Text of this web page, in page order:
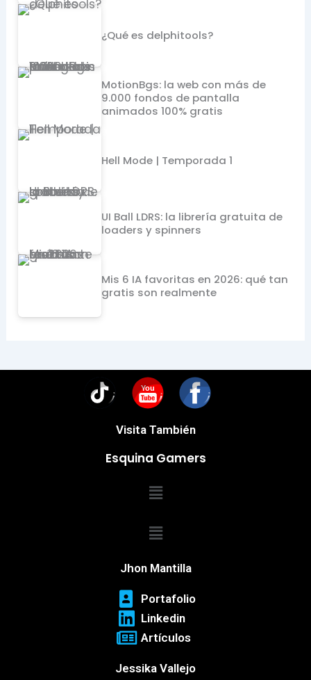
¿Qué es delphitools?
MotionBgs: la web con más de
9.000 fondos de pantalla
animados 100% gratis
Hell Mode | Temporada 1
UI Ball LDRS: la librería gratuita de
loaders y spinners
Mis 6 IA favoritas en 2026: qué tan
gratis son realmente
You
Visita También
Esquina Gamers
Menú
Menú
Jhon Mantilla
Portafolio
Linkedin
Artículos
Jessika Vallejo